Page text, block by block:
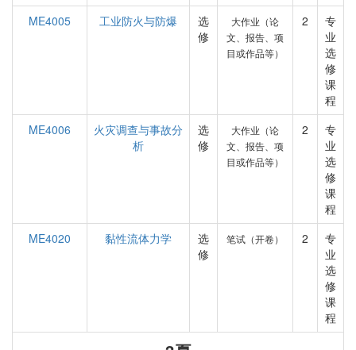
ME4005
工业防火与防爆
选
修
大作业（论
文、报告、项
目或作品等）
2
专
业
选
修
课
程
ME4006
火灾调查与事故分
析
选
修
大作业（论
文、报告、项
目或作品等）
2
专
业
选
修
课
程
ME4020
黏性流体力学
选
修
笔试（开卷） 2
专
业
选
修
课
程